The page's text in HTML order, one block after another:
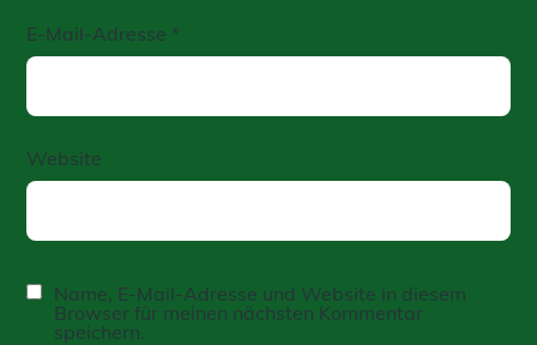
E-Mail-Adresse *
Website
Name, E-Mail-Adresse und Website in diesem
Browser für meinen nächsten Kommentar
speichern.